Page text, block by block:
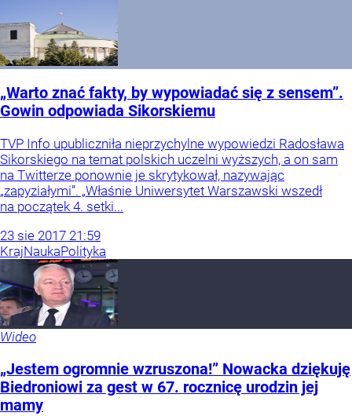
„Warto znać fakty, by wypowiadać się z sensem”.
Gowin odpowiada Sikorskiemu
TVP Info upubliczniła nieprzychylne wypowiedzi Radosława
Sikorskiego na temat polskich uczelni wyższych, a on sam
na Twitterze ponownie je skrytykował, nazywając
„zapyziałymi”. „Właśnie Uniwersytet Warszawski wszedł
na początek 4. setki...
23 sie 2017 21:59
KrajNaukaPolityka
Wideo
„Jestem ogromnie wzruszona!” Nowacka dziękuję
Biedroniowi za gest w 67. rocznicę urodzin jej
mamy